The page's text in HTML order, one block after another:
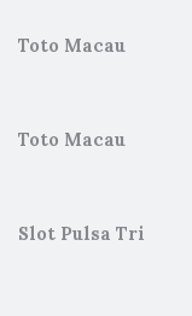
Toto Macau
Toto Macau
Slot Pulsa Tri